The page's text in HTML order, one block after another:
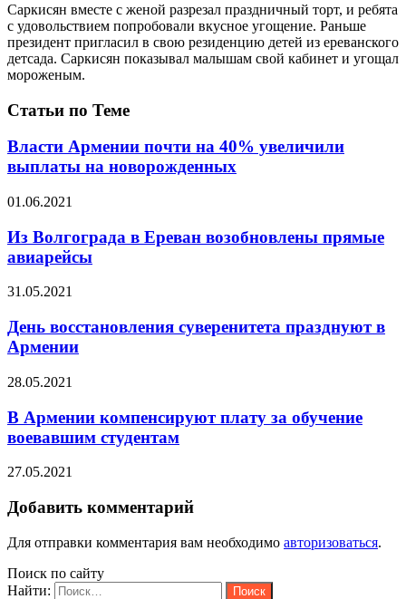
Саркисян вместе с женой разрезал праздничный торт, и ребята
с удовольствием попробовали вкусное угощение. Раньше
президент пригласил в свою резиденцию детей из ереванского
детсада. Саркисян показывал малышам свой кабинет и угощал
мороженым.
Статьи по Теме
Власти Армении почти на 40% увеличили
выплаты на новорожденных
01.06.2021
Из Волгограда в Ереван возобновлены прямые
авиарейсы
31.05.2021
День восстановления суверенитета празднуют в
Армении
28.05.2021
В Армении компенсируют плату за обучение
воевавшим студентам
27.05.2021
Добавить комментарий
Для отправки комментария вам необходимо авторизоваться.
Поиск по сайту
Найти: